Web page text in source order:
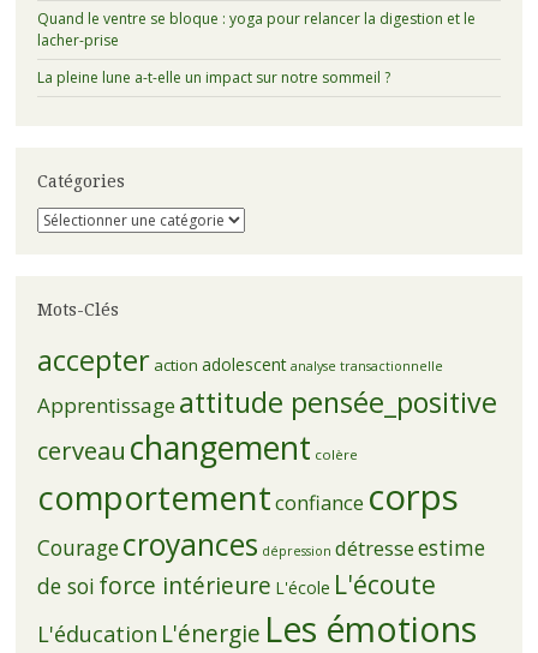
Quand le ventre se bloque : yoga pour relancer la digestion et le
lacher-prise
La pleine lune a-t-elle un impact sur notre sommeil ?
Catégories
Catégories
Mots-Clés
accepter action adolescent analyse transactionnelle
Apprentissage attitude pensée_positive
cerveau changement colère
comportementconfiance corps
Couragecroyances dépression détresseestime
de soi force intérieure L'école L'écoute
L'éducation L'énergie Les émotions